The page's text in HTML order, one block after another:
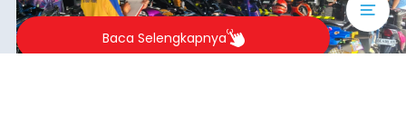
Baca Selengkapnya